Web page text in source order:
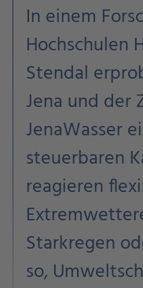
In einem
Hochschulen
Stendal
Jena und der
JenaWasser
steuerbaren
reagieren
Starkregen
so,